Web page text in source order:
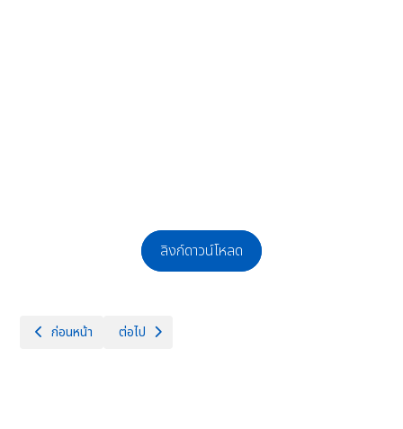
ลิงก์ดาวน์โหลด
เนื้อหาก่อนหน้า: ประกาศรายชื่อผู้มีสิทธิ์สอบคัดเลือกบุคคลเพื่อจ้างเป็นลูกจ้
ก่อนหน้า เนื้อหาถัดไป: ประกาศผลผู้ผ่านการสอบคัดเลือกบุคคลเพื่
ต่อไป